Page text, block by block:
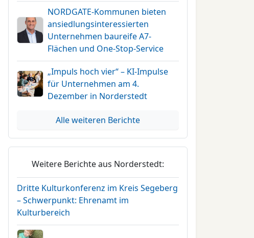
NORDGATE-Kommunen bieten
ansiedlungsinteressierten
Unternehmen baureife A7-
Flächen und One-Stop-Service
„Impuls hoch vier“ – KI-Impulse
für Unternehmen am 4.
Dezember in Norderstedt
Alle weiteren Berichte
Weitere Berichte aus Norderstedt:
Dritte Kulturkonferenz im Kreis Segeberg
– Schwerpunkt: Ehrenamt im
Kulturbereich